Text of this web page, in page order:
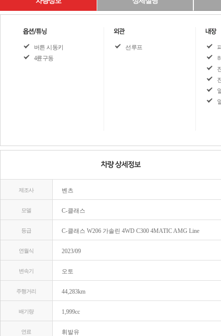
버튼 시동키
4륜구동
선루프
제조사 벤츠
모델 C-클래스
등급 C-클래스 W206 가솔린 4WD C300 4MATIC AMG Line
연월식 2023/09
변속기 오토
주행거리 44,283km
배기량 1,999cc
연료 휘발유